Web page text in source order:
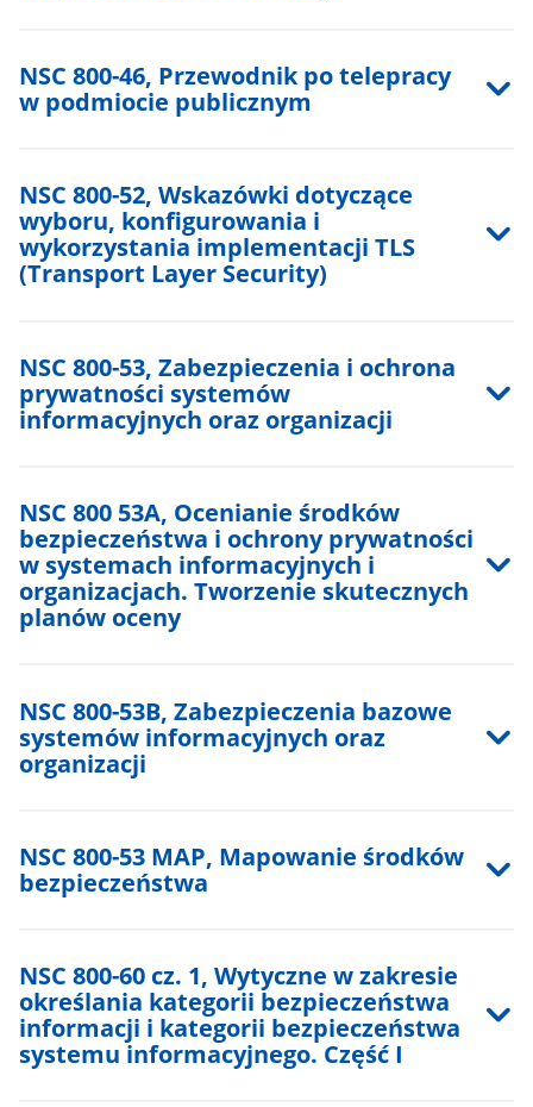
NSC 800-46, Przewodnik po telepracy
w podmiocie publicznym
NSC 800-52, Wskazówki dotyczące
wyboru, konfigurowania i
wykorzystania implementacji TLS
(Transport Layer Security)
NSC 800-53, Zabezpieczenia i ochrona
prywatności systemów
informacyjnych oraz organizacji
NSC 800 53A, Ocenianie środków
bezpieczeństwa i ochrony prywatności
w systemach informacyjnych i
organizacjach. Tworzenie skutecznych
planów oceny
NSC 800-53B, Zabezpieczenia bazowe
systemów informacyjnych oraz
organizacji
NSC 800-53 MAP, Mapowanie środków
bezpieczeństwa
NSC 800-60 cz. 1, Wytyczne w zakresie
określania kategorii bezpieczeństwa
informacji i kategorii bezpieczeństwa
systemu informacyjnego. Część I